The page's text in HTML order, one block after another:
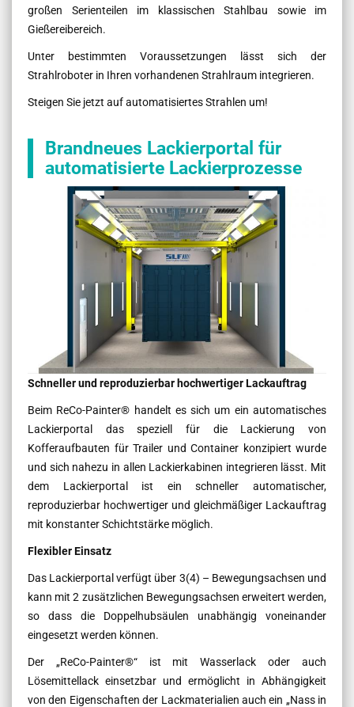
großen Serienteilen im klassischen Stahlbau sowie im
Gießereibereich.
Unter bestimmten Voraussetzungen lässt sich der
Strahlroboter in Ihren vorhandenen Strahlraum integrieren.
Steigen Sie jetzt auf automatisiertes Strahlen um!
Brandneues Lackierportal für
automatisierte Lackierprozesse
Schneller und reproduzierbar hochwertiger Lackauftrag
Beim ReCo-Painter® handelt es sich um ein automatisches
Lackierportal das speziell für die Lackierung von
Kofferaufbauten für Trailer und Container konzipiert wurde
und sich nahezu in allen Lackierkabinen integrieren lässt. Mit
dem Lackierportal ist ein schneller automatischer,
reproduzierbar hochwertiger und gleichmäßiger Lackauftrag
mit konstanter Schichtstärke möglich.
Flexibler Einsatz
Das Lackierportal verfügt über 3(4) – Bewegungsachsen und
kann mit 2 zusätzlichen Bewegungsachsen erweitert werden,
so dass die Doppelhubsäulen unabhängig voneinander
eingesetzt werden können.
Der „ReCo-Painter®“ ist mit Wasserlack oder auch
Lösemittellack einsetzbar und ermöglicht in Abhängigkeit
von den Eigenschaften der Lackmaterialien auch ein „Nass in